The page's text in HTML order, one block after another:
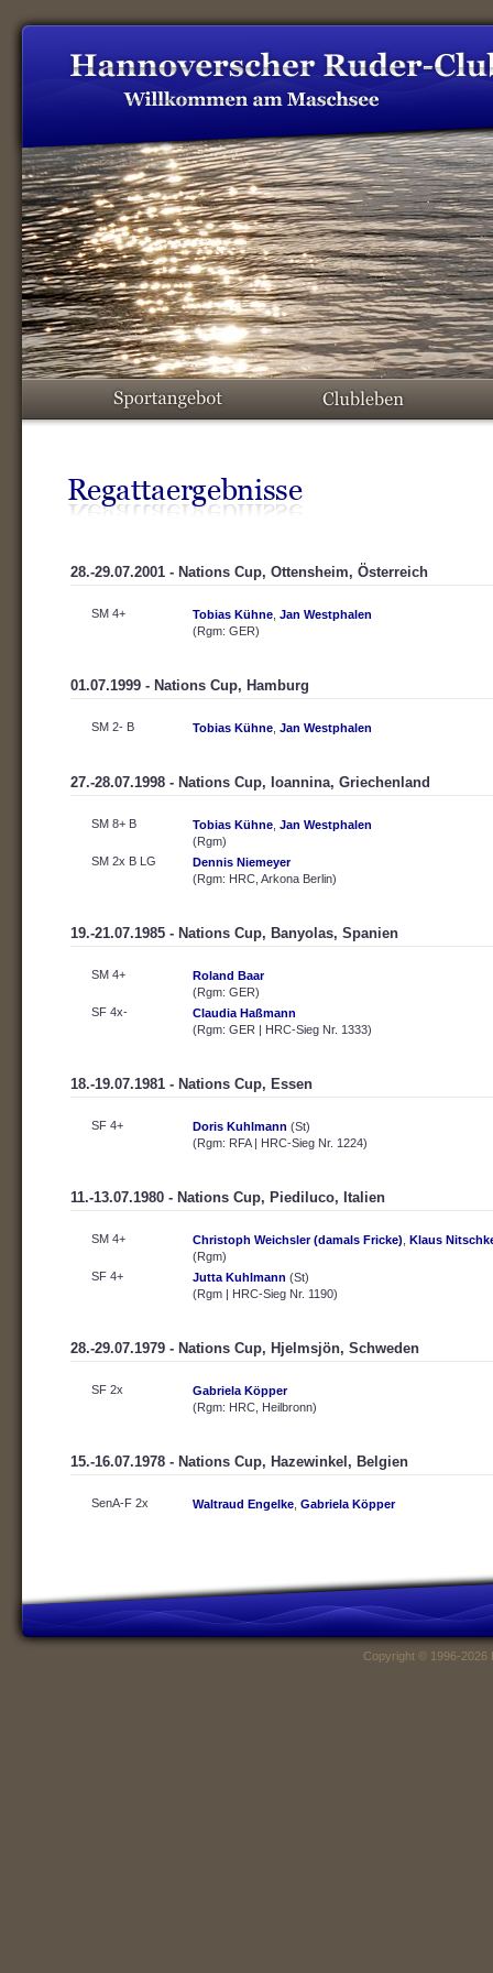
28.-29.07.2001 - Nations Cup, Ottensheim, Österreich
SM 4+ Tobias Kühne Jan Westphalen
(Rgm: GER)
01.07.1999 - Nations Cup, Hamburg
SM 2- B Tobias Kühne Jan Westphalen
27.-28.07.1998 - Nations Cup, Ioannina, Griechenland
SM 8+ B Tobias Kühne Jan Westphalen
(Rgm)
SM 2x B LG
Dennis Niemeyer
(Rgm: HRC, Arkona Berlin)
19.-21.07.1985 - Nations Cup, Banyolas, Spanien
SM 4+
Roland Baar
(Rgm: GER)
SF 4x-
Claudia Haßmann
(Rgm: GER | HRC-Sieg Nr. 1333)
18.-19.07.1981 - Nations Cup, Essen
SF 4+ Doris Kuhlmann (St)
(Rgm: RFA | HRC-Sieg Nr. 1224)
11.-13.07.1980 - Nations Cup, Piediluco, Italien
SM 4+ Christoph Weichsler (damals Fricke) Klaus
(Rgm)
SF 4+
Jutta Kuhlmann (St)
(Rgm | HRC-Sieg Nr. 1190)
28.-29.07.1979 - Nations Cup, Hjelmsjön, Schweden
SF 2x
Gabriela Köpper
(Rgm: HRC, Heilbronn)
15.-16.07.1978 - Nations Cup, Hazewinkel, Belgien
SenA-F 2x Waltraud Engelke Gabriela Köpper
Copyright © 1996-2026